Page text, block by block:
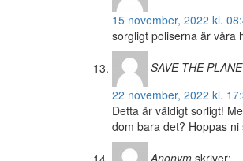
15 november, 2022 kl.
sorgligt poliserna är våra
SAVE THE
22 november, 2022 kl.
Detta är väldigt sorligt!
dom bara det? Hoppas